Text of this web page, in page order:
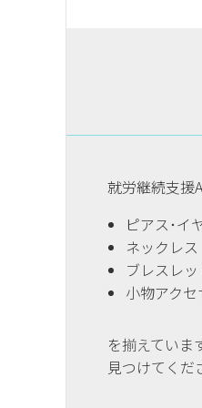
就労継続支援
ピアス･イ
ネックレス
ブレスレッ
小物アクセ
を揃えていま
見つけてくだ